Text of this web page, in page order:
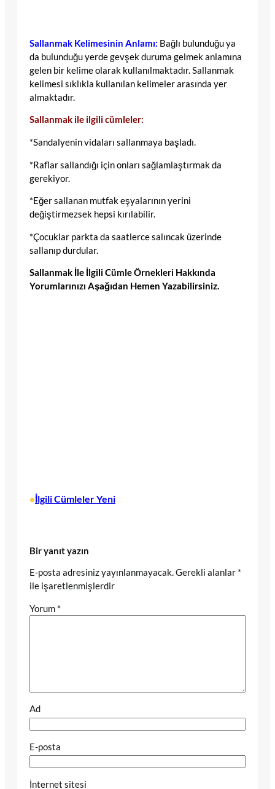
Sallanmak Kelimesinin Anlamı: Bağlı bulunduğu ya
da bulunduğu yerde gevşek duruma gelmek anlamına
gelen bir kelime olarak kullanılmaktadır. Sallanmak
kelimesi sıklıkla kullanılan kelimeler arasında yer
almaktadır.
Sallanmak ile ilgili cümleler:
*Sandalyenin vidaları sallanmaya başladı.
*Raflar sallandığı için onları sağlamlaştırmak da
gerekiyor.
*Eğer sallanan mutfak eşyalarının yerini
değiştirmezsek hepsi kırılabilir.
*Çocuklar parkta da saatlerce salıncak üzerinde
sallanıp durdular.
Sallanmak İle İlgili Cümle Örnekleri Hakkında
Yorumlarınızı Aşağıdan Hemen Yazabilirsiniz.
•İlgili Cümleler Yeni
Bir yanıt yazın
E-posta adresiniz yayınlanmayacak.Gerekli alanlar *
ile işaretlenmişlerdir
Yorum *
Ad
E-posta
İnternet sitesi